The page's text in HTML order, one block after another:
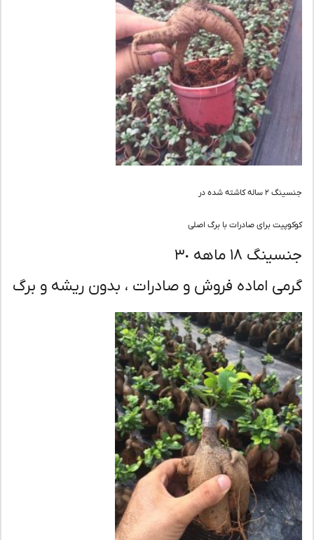
کاشته شده در
برای صادرات با برگ اصلی
١٨ ماهه ٣٠
اماده فروش و صادرات ، بدون ریشه و برگ